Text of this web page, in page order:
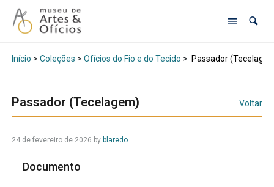
Início > Coleções > Ofícios do Fio e do Tecido > Passador
Passador (Tecelagem) Voltar
24 de fevereiro de 2026 by blaredo
Documento